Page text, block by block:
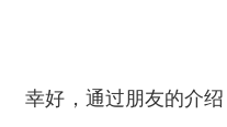
幸好，通过朋友的介